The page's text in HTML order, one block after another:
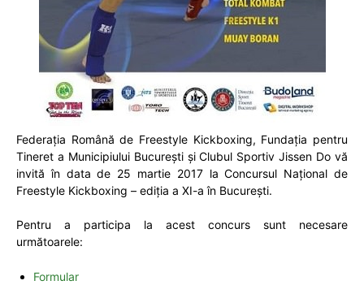
Federația Română de Freestyle Kickboxing, Fundația pentru
Tineret a Municipiului București și Clubul Sportiv Jissen Do vă
invită în data de 25 martie 2017 la Concursul Național de
Freestyle Kickboxing – ediția a XI-a în București.
Pentru a participa la acest concurs sunt necesare
următoarele:
Formular